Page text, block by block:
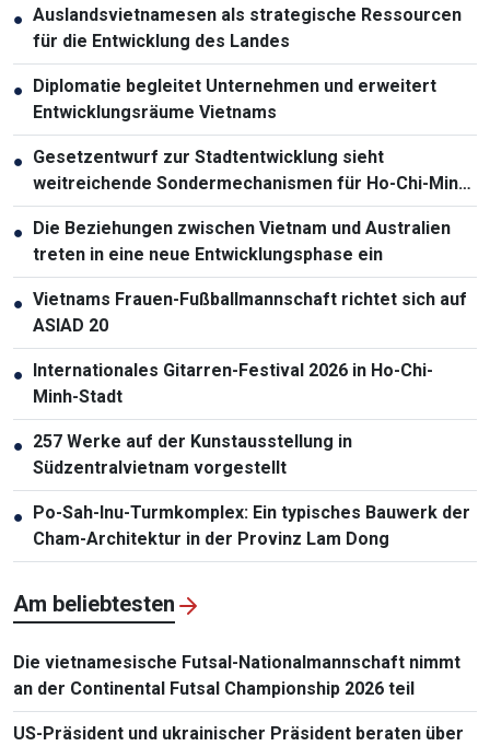
● Auslandsvietnamesen als strategische Ressourcen
für die Entwicklung des Landes
●
Diplomatie begleitet Unternehmen und erweitert
Entwicklungsräume Vietnams
● Gesetzentwurf zur Stadtentwicklung sieht
weitreichende Sondermechanismen für Ho-Chi-Minh-
Stadt vor
●
Die Beziehungen zwischen Vietnam und Australien
treten in eine neue Entwicklungsphase ein
● Vietnams Frauen-Fußballmannschaft richtet sich auf
ASIAD 20
●
Internationales Gitarren-Festival 2026 in Ho-Chi-
Minh-Stadt
● 257 Werke auf der Kunstausstellung in
Südzentralvietnam vorgestellt
●
Po-Sah-Inu-Turmkomplex: Ein typisches Bauwerk der
Cham-Architektur in der Provinz Lam Dong
Am beliebtesten
Die vietnamesische Futsal-Nationalmannschaft nimmt
an der Continental Futsal Championship 2026 teil
US-Präsident und ukrainischer Präsident beraten über